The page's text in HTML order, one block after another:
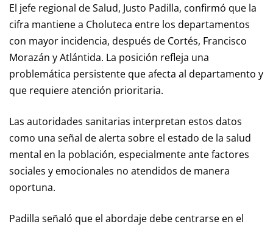
El jefe regional de Salud, Justo Padilla, confirmó que la
cifra mantiene a Choluteca entre los departamentos
con mayor incidencia, después de Cortés, Francisco
Morazán y Atlántida. La posición refleja una
problemática persistente que afecta al departamento y
que requiere atención prioritaria.
Las autoridades sanitarias interpretan estos datos
como una señal de alerta sobre el estado de la salud
mental en la población, especialmente ante factores
sociales y emocionales no atendidos de manera
oportuna.
Padilla señaló que el abordaje debe centrarse en el